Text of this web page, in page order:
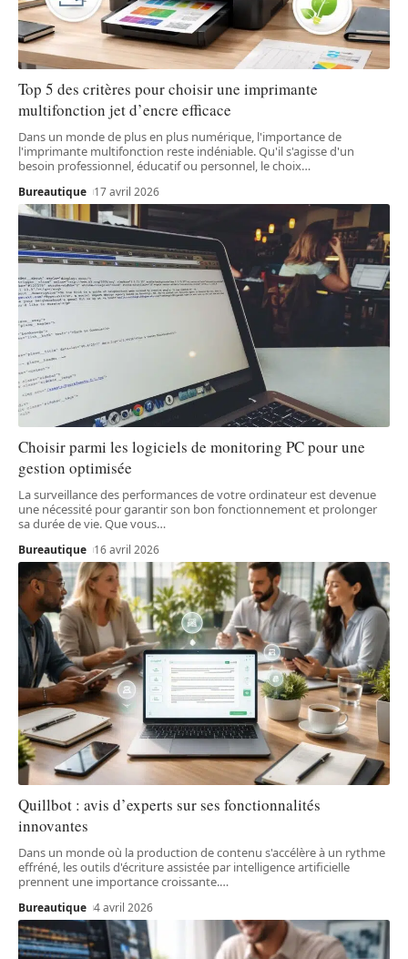
Top 5 des critères pour choisir une imprimante
multifonction jet d’encre efficace
Dans un monde de plus en plus numérique, l'importance de
l'imprimante multifonction reste indéniable. Qu'il s'agisse d'un
besoin professionnel, éducatif ou personnel, le choix…
Bureautique 17 avril 2026
Choisir parmi les logiciels de monitoring PC pour une
gestion optimisée
La surveillance des performances de votre ordinateur est devenue
une nécessité pour garantir son bon fonctionnement et prolonger
sa durée de vie. Que vous…
Bureautique 16 avril 2026
Quillbot : avis d’experts sur ses fonctionnalités
innovantes
Dans un monde où la production de contenu s'accélère à un rythme
effréné, les outils d'écriture assistée par intelligence artificielle
prennent une importance croissante.…
Bureautique 4 avril 2026